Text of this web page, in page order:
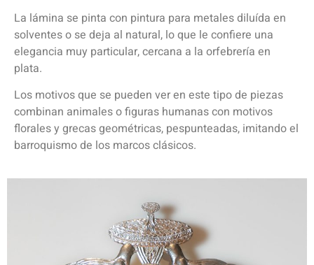
La lámina se pinta con pintura para metales diluída en
solventes o se deja al natural, lo que le confiere una
elegancia muy particular, cercana a la orfebrería en
plata.
Los motivos que se pueden ver en este tipo de piezas
combinan animales o figuras humanas con motivos
florales y grecas geométricas, pespunteadas, imitando el
barroquismo de los marcos clásicos.